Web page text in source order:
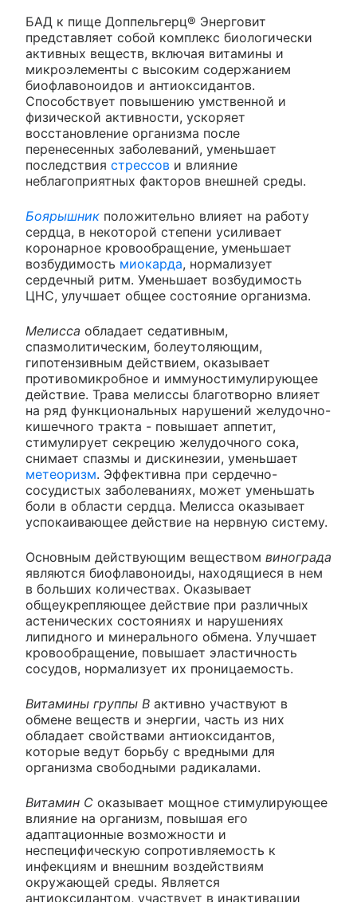
БАД к пище Доппельгерц® Энерговит
представляет собой комплекс биологически
активных веществ, включая витамины и
микроэлементы с высоким содержанием
биофлавоноидов и антиоксидантов.
Способствует повышению умственной и
физической активности, ускоряет
восстановление организма после
перенесенных заболеваний, уменьшает
последствия стрессов и влияние
неблагоприятных факторов внешней среды.
Боярышник положительно влияет на работу
сердца, в некоторой степени усиливает
коронарное кровообращение, уменьшает
возбудимость миокарда, нормализует
сердечный ритм. Уменьшает возбудимость
ЦНС, улучшает общее состояние организма.
Мелисса обладает седативным,
спазмолитическим, болеутоляющим,
гипотензивным действием, оказывает
противомикробное и иммуностимулирующее
действие. Трава мелиссы благотворно влияет
на ряд функциональных нарушений желудочно-
кишечного тракта - повышает аппетит,
стимулирует секрецию желудочного сока,
снимает спазмы и дискинезии, уменьшает
метеоризм. Эффективна при сердечно-
сосудистых заболеваниях, может уменьшать
боли в области сердца. Мелисса оказывает
успокаивающее действие на нервную систему.
Основным действующим веществом винограда
являются биофлавоноиды, находящиеся в нем
в больших количествах. Оказывает
общеукрепляющее действие при различных
астенических состояниях и нарушениях
липидного и минерального обмена. Улучшает
кровообращение, повышает эластичность
сосудов, нормализует их проницаемость.
Витамины группы В активно участвуют в
обмене веществ и энергии, часть из них
обладает свойствами антиоксидантов,
которые ведут борьбу с вредными для
организма свободными радикалами.
Витамин С оказывает мощное стимулирующее
влияние на организм, повышая его
адаптационные возможности и
неспецифическую сопротивляемость к
инфекциям и внешним воздействиям
окружающей среды. Является
антиоксидантом, участвует в инактивации